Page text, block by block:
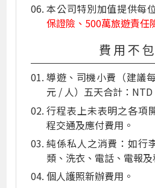
本公司特別加值提供每
保證險、500萬旅遊責任
費用不
導遊、司機小費（建議
元 / 人）五天合計：NTD
行程表上未表明之各項
程交通及應付費用。
純係私人之消費：如行
類、洗衣、電話、電報及
個人護照新辦費用。